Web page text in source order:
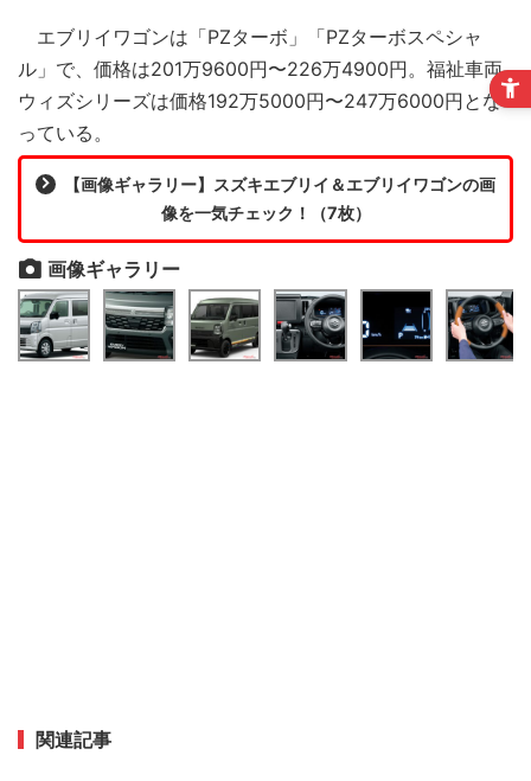
エブリイワゴンは「PZターボ」「PZターボスペシャ
ル」で、価格は201万9600円〜226万4900円。福祉車両
ウィズシリーズは価格192万5000円〜247万6000円とな
っている。
【画像ギャラリー】スズキエブリイ＆エブリイワゴンの画
像を一気チェック！（7枚）
画像ギャラリー
関連記事